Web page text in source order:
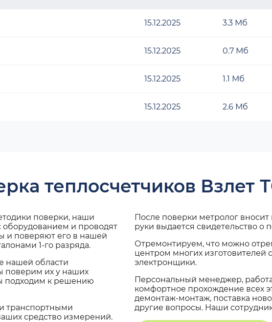
15.12.2025 3.3 Мб
15.12.2025 0.7 Мб
15.12.2025 1.1 Мб
15.12.2025 2.6 Мб
теплосчетчиков Взлет
поверки, наши
и проводят
и поверяют его в нашей
1-го разряда.
нашей области
поверим их у наших
подходим к решению
транспортными
средство измерений.
После поверки метролог
руки выдается свидетельство
Отремонтируем, что можно
центром многих
электронщики.
Персональный менеджер,
комфортное прохождение всех
демонтаж-монтаж, поставка
другие вопросы. Наши